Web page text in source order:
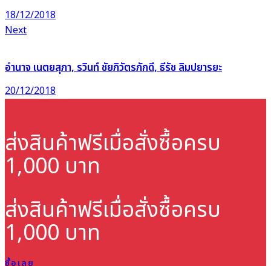
18/12/2018
Next
อำนาจ เนตยสุภา, รวินท์ ชัยภิวัตรภักดี, ธีรัช ลิมปยารยะ
20/12/2018
ส่งสินค้าฟรีเมื่อสั่งซื้อครบ
1,000 บาท
ส่งสินค้าฟรีเมื่อสั่งซื้อครบ
1,000 บาท
ซื้อเลย